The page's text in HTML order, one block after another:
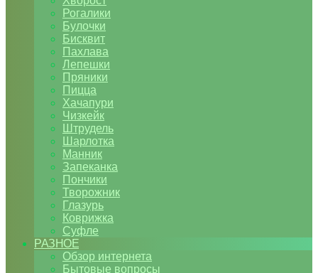
Рогалики
Булочки
Бисквит
Пахлава
Лепешки
Пряники
Пицца
Хачапури
Чизкейк
Штрудель
Шарлотка
Манник
Запеканка
Пончики
Творожник
Глазурь
Коврижка
Суфле
РАЗНОЕ
Обзор интернета
Бытовые вопросы